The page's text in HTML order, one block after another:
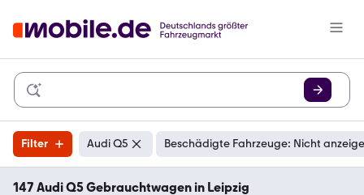
Filter Audi Q5 Beschädigte Fahrzeuge: Nicht
147 Audi Q5 Gebrauchtwagen in Leipzig